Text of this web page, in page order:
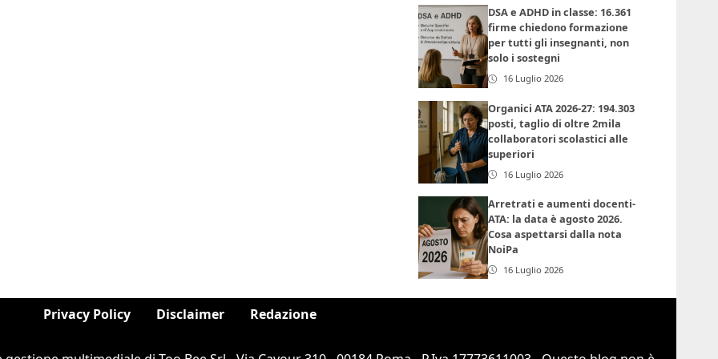
DSA e ADHD in classe: 16.361
firme chiedono formazione
per tutti gli insegnanti, non
solo i sostegni
16 Luglio 2026
Organici ATA 2026-27: 194.303
posti, taglio di oltre 2mila
collaboratori scolastici alle
superiori
16 Luglio 2026
Arretrati e aumenti docenti-
ATA: la data è agosto 2026.
Cosa aspettarsi dalla nota
NoiPa
16 Luglio 2026
Privacy Policy Disclaimer Redazione